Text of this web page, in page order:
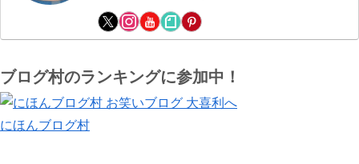
ブログ村のランキングに参加中！
にほんブログ村